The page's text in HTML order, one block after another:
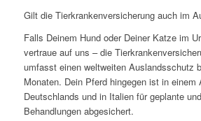
Gilt die Tierkrankenversicherung auch im
Falls Deinem Hund oder Deiner Katze im
vertraue auf uns – die
umfasst einen weltweiten Auslandsschutz
Monaten. Dein Pferd hingegen ist in einem
Deutschlands und in Italien für geplante
Behandlungen abgesichert.